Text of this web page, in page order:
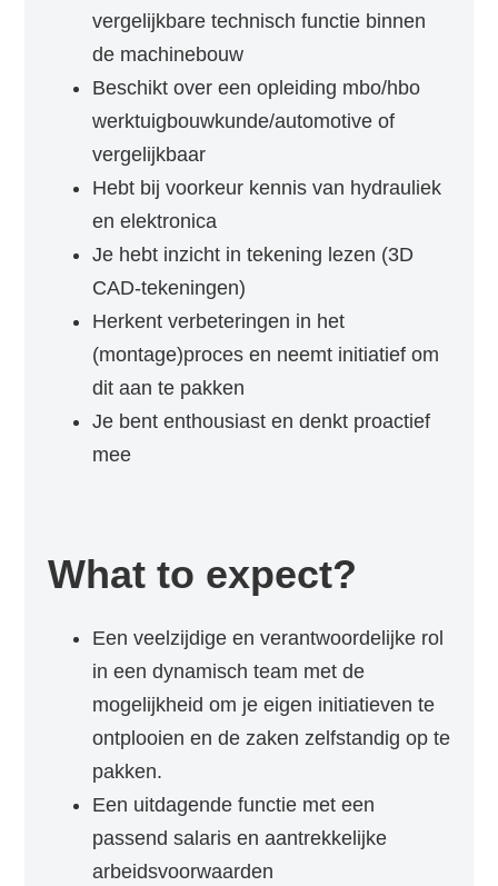
vergelijkbare technisch functie binnen
de machinebouw
Beschikt over een opleiding mbo/hbo
werktuigbouwkunde/automotive of
vergelijkbaar
Hebt bij voorkeur kennis van hydrauliek
en elektronica
Je hebt inzicht in tekening lezen (3D
CAD-tekeningen)
Herkent verbeteringen in het
(montage)proces en neemt initiatief om
dit aan te pakken
Je bent enthousiast en denkt proactief
mee
What to expect?
Een veelzijdige en verantwoordelijke rol
in een dynamisch team met de
mogelijkheid om je eigen initiatieven te
ontplooien en de zaken zelfstandig op te
pakken.
Een uitdagende functie met een
passend salaris en aantrekkelijke
arbeidsvoorwaarden